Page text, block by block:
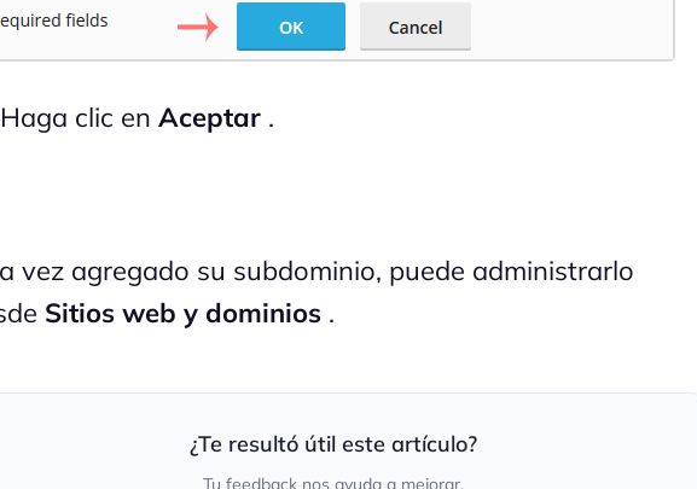
clic enAceptar .
vez agregado su subdominio, puede administrarlo
Sitios web y dominios .
¿Te resultó útil este artículo?
Tu feedback nos ayuda a mejorar.